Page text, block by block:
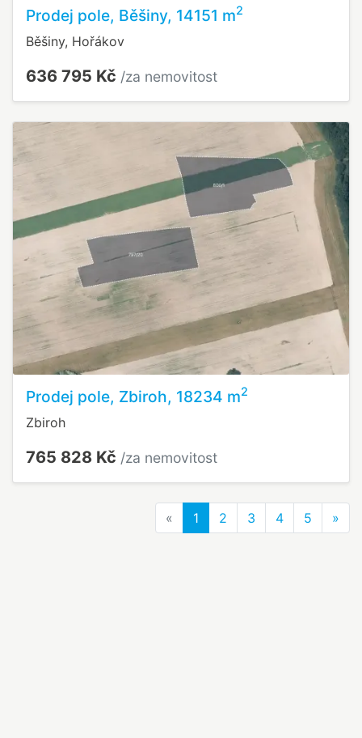
Prodej pole, Běšiny, 14151 m2
Běšiny, Hořákov
636 795 Kč /za nemovitost
Prodej pole, Zbiroh, 18234 m2
Zbiroh
765 828 Kč /za nemovitost
« Previous
1 2 3 4 5 »